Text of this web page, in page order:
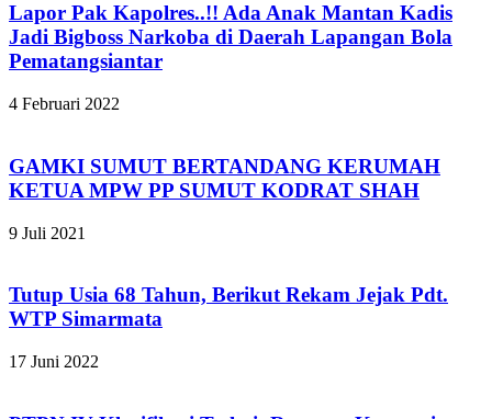
Lapor Pak Kapolres..!! Ada Anak Mantan Kadis
Jadi Bigboss Narkoba di Daerah Lapangan Bola
Pematangsiantar
4 Februari 2022
GAMKI SUMUT BERTANDANG KERUMAH
KETUA MPW PP SUMUT KODRAT SHAH
9 Juli 2021
Tutup Usia 68 Tahun, Berikut Rekam Jejak Pdt.
WTP Simarmata
17 Juni 2022